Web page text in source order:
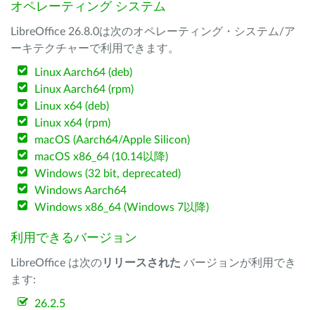
オペレーティング システム
LibreOffice 26.8.0は次のオペレーティング・システム/ア
ーキテクチャーで利用できます。
Linux Aarch64 (deb)
Linux Aarch64 (rpm)
Linux x64 (deb)
Linux x64 (rpm)
macOS (Aarch64/Apple Silicon)
macOS x86_64 (10.14以降)
Windows (32 bit, deprecated)
Windows Aarch64
Windows x86_64 (Windows 7以降)
利用できるバージョン
LibreOffice は次のリリースされた バージョンが利用でき
ます:
26.2.5